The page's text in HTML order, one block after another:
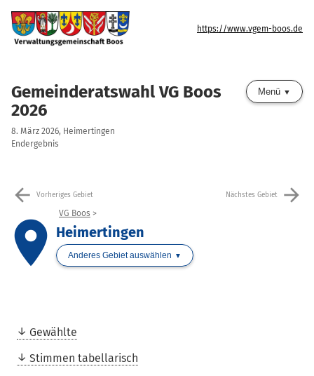
https://www.vgem-boos.de
Gemeinderatswahl VG Boos
2026
8. März 2026, Heimertingen
Endergebnis
Menü
arrow_back Vorheriges Gebiet Nächstes Gebiet arrow_forward
place
VG Boos
Heimertingen
Anderes Gebiet auswählen
Gewählte
Stimmen tabellarisch